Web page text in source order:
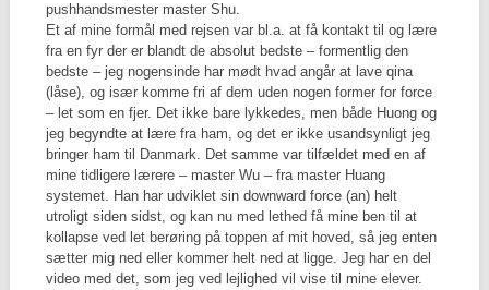
pushhandsmester master Shu.
Et af mine formål med rejsen var bl.a. at få kontakt til og lære
fra en fyr der er blandt de absolut bedste – formentlig den
bedste – jeg nogensinde har mødt hvad angår at lave qina
(låse), og især komme fri af dem uden nogen former for force
– let som en fjer. Det ikke bare lykkedes, men både Huong og
jeg begyndte at lære fra ham, og det er ikke usandsynligt jeg
bringer ham til Danmark. Det samme var tilfældet med en af
mine tidligere lærere – master Wu – fra master Huang
systemet. Han har udviklet sin downward force (an) helt
utroligt siden sidst, og kan nu med lethed få mine ben til at
kollapse ved let berøring på toppen af mit hoved, så jeg enten
sætter mig ned eller kommer helt ned at ligge. Jeg har en del
video med det, som jeg ved lejlighed vil vise til mine elever.